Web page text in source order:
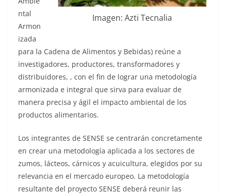
Imagen: Azti Tecnalia
ntal
Armon
izada
para la Cadena de Alimentos y Bebidas) reúne a
investigadores, productores, transformadores y
distribuidores, , con el fin de lograr una metodología
armonizada e integral que sirva para evaluar de
manera precisa y ágil el impacto ambiental de los
productos alimentarios.
Los integrantes de SENSE se centrarán concretamente
en crear una metodología aplicada a los sectores de
zumos, lácteos, cárnicos y acuicultura, elegidos por su
relevancia en el mercado europeo. La metodología
resultante del proyecto SENSE deberá reunir las